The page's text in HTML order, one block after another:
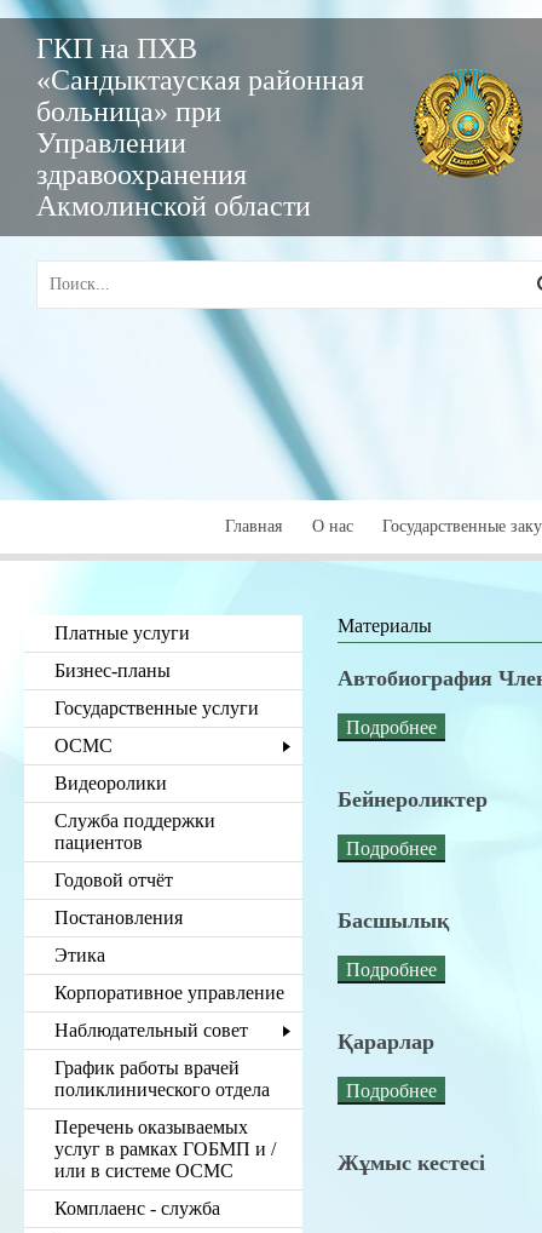
ГКП на ПХВ
«Сандыктауская районная
больница» при
Управлении
здравоохранения
Акмолинской области
Главная О нас Государственные
Платные услуги
Бизнес-планы
Государственные услуги
ОСМС
Видеоролики
Служба поддержки
пациентов
Годовой отчёт
Постановления
Этика
Корпоративное управление
Наблюдательный совет
График работы врачей
поликлинического отдела
Перечень оказываемых
услуг в рамках ГОБМП и /
или в системе ОСМС
Комплаенс - служба
Материалы
Автобиография
Подробнее
Бейнероликтер
Подробнее
Басшылық
Подробнее
Қарарлар
Подробнее
Жұмыс кестесі